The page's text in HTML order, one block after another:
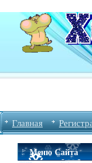
Главная
Меню Сайта